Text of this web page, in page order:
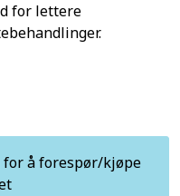
for lettere
for å forespør/kjøpe